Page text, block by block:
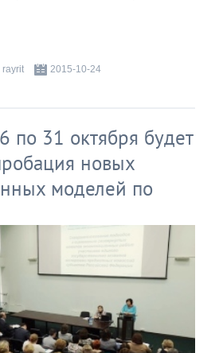
rayrit 2015-10-24
по 31 октября будет
новых
моделей по